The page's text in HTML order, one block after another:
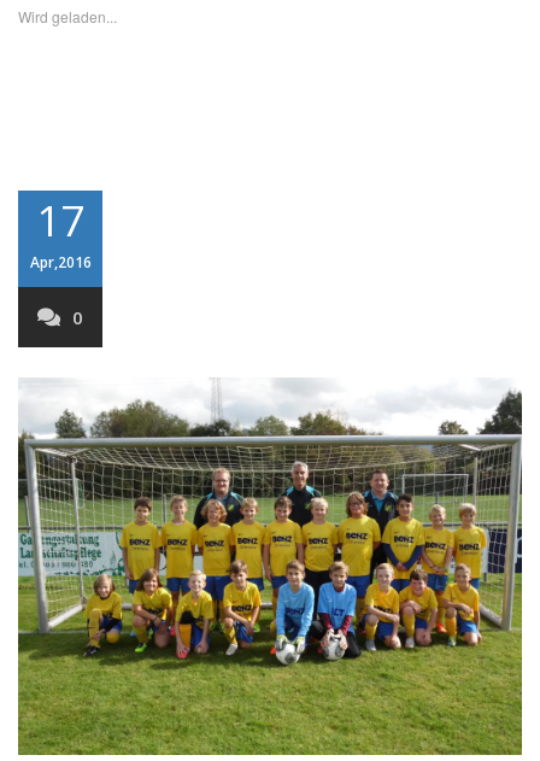
Wird geladen...
17
Apr,2016
0